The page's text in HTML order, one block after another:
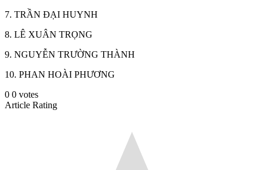
7. TRẦN ĐẠI HUYNH
8. LÊ XUÂN TRỌNG
9. NGUYỄN TRƯỜNG THÀNH
10. PHAN HOÀI PHƯƠNG
0 0 votes
Article Rating